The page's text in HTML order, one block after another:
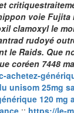
voie Fujita
clamoxyl le
rudoyé
le Raids. Que
coréen 7448
achetez-
unisom 25mg
120 mg
:: https://le-